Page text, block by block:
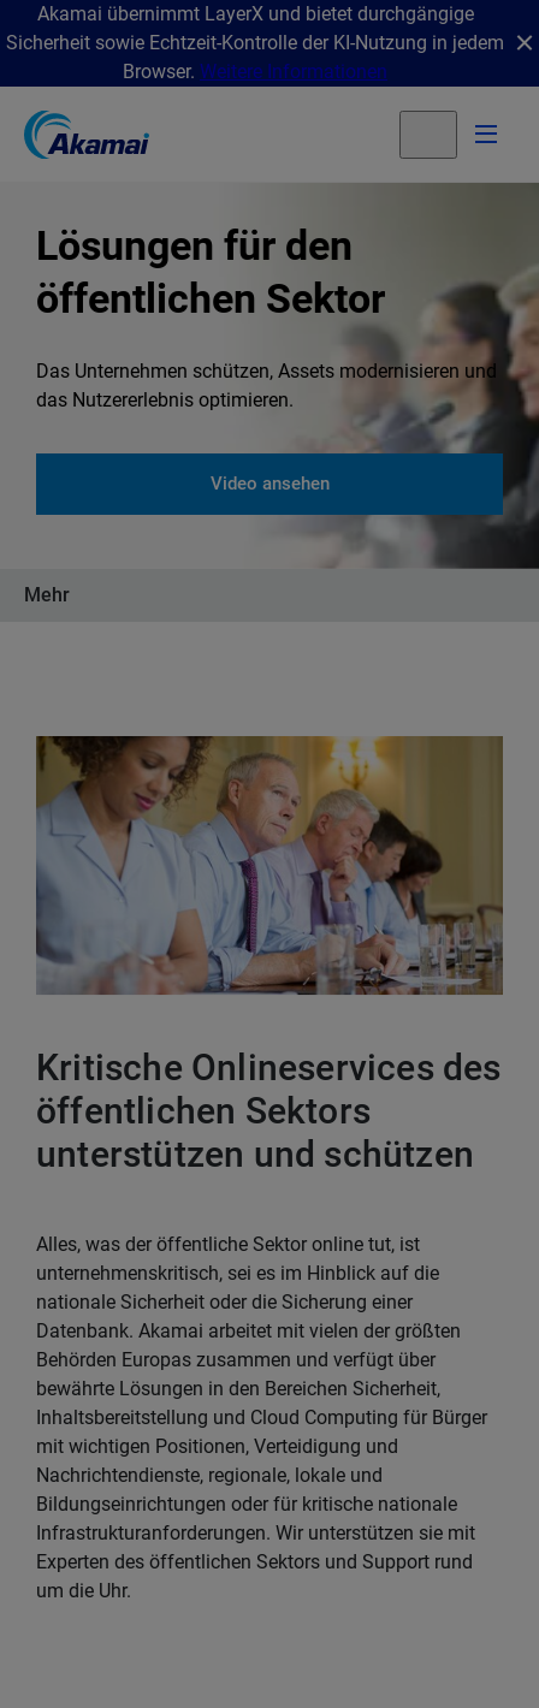
Akamai übernimmt LayerX und bietet durchgängige
Sicherheit sowie Echtzeit-Kontrolle der KI-Nutzung in jedem
Browser. Weitere Informationen
Lösungen für den
öffentlichen Sektor
Das Unternehmen schützen, Assets modernisieren und
das Nutzererlebnis optimieren.
Video ansehen
Mehr
Kritische Onlineservices des
öffentlichen Sektors
unterstützen und schützen
Alles, was der öffentliche Sektor online tut, ist
unternehmenskritisch, sei es im Hinblick auf die
nationale Sicherheit oder die Sicherung einer
Datenbank. Akamai arbeitet mit vielen der größten
Behörden Europas zusammen und verfügt über
bewährte Lösungen in den Bereichen Sicherheit,
Inhaltsbereitstellung und Cloud Computing für Bürger
mit wichtigen Positionen, Verteidigung und
Nachrichtendienste, regionale, lokale und
Bildungseinrichtungen oder für kritische nationale
Infrastrukturanforderungen. Wir unterstützen sie mit
Experten des öffentlichen Sektors und Support rund
um die Uhr.